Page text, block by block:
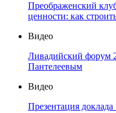
Преображенский
ценности: как
Видео
Ливадийский форум
Пантелеевым
Видео
Презентация